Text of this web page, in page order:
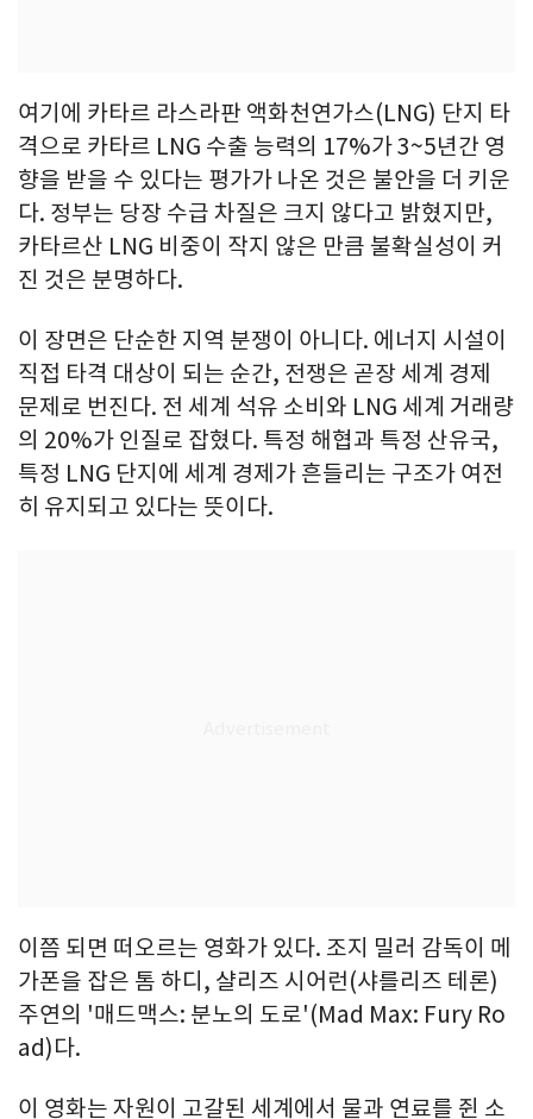
여기에 카타르 라스라판 액화천연가스(LNG) 단지 타
격으로 카타르 LNG 수출 능력의 17%가 3~5년간 영
향을 받을 수 있다는 평가가 나온 것은 불안을 더 키운
다. 정부는 당장 수급 차질은 크지 않다고 밝혔지만,
카타르산 LNG 비중이 작지 않은 만큼 불확실성이 커
진 것은 분명하다.
이 장면은 단순한 지역 분쟁이 아니다. 에너지 시설이
직접 타격 대상이 되는 순간, 전쟁은 곧장 세계 경제
문제로 번진다. 전 세계 석유 소비와 LNG 세계 거래량
의 20%가 인질로 잡혔다. 특정 해협과 특정 산유국,
특정 LNG 단지에 세계 경제가 흔들리는 구조가 여전
히 유지되고 있다는 뜻이다.
이쯤 되면 떠오르는 영화가 있다. 조지 밀러 감독이 메
가폰을 잡은 톰 하디, 샬리즈 시어런(샤를리즈 테론)
주연의 '매드맥스: 분노의 도로'(Mad Max: Fury Ro
ad)다.
이 영화는 자원이 고갈된 세계에서 물과 연료를 쥔 소